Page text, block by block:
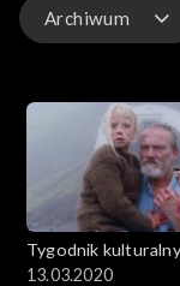
transformacji” w
„Obcy w domu.
Archiwum
Archiwum
Tygodnik kulturalny
13.03.2020